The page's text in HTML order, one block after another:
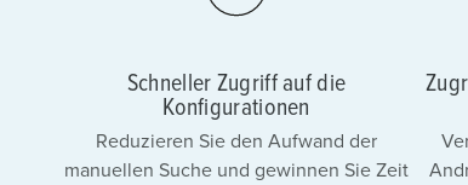
n
a
u
s
w
Schneller Zugriff auf die
Konfigurationen
Reduzieren Sie den Aufwand der
manuellen Suche und gewinnen Sie Zeit